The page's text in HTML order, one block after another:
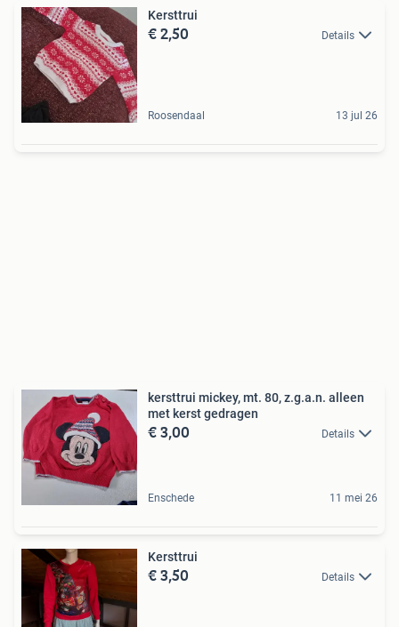
Kersttrui
€ 2,50 Details
Roosendaal 13 jul 26
kersttrui mickey, mt. 80, z.g.a.n. alleen
met kerst gedragen
€ 3,00 Details
Enschede 11 mei 26
Kersttrui
€ 3,50 Details